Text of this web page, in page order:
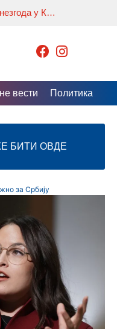
Саобраћајна незгода у Крћевцу: Има повређених, саобраћај обустављен у оба правца
вести Политика
БИТИ ОВДЕ
за Србију